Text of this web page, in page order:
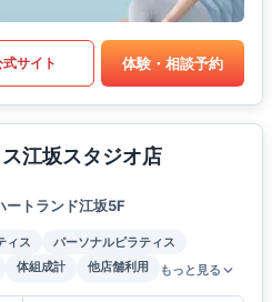
式サイト 体験・相談予約
江坂スタジオ店
トランド江坂5F
ィス
パーソナルピラティス
体組成計 他店舗利用 もっと見る